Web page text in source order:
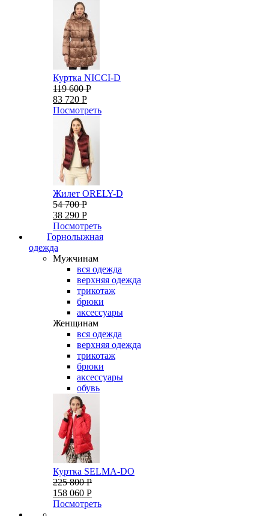
Куртка NICCI-D
119 600 Р
83 720 Р
Посмотреть
Жилет ORELY-D
54 700 Р
38 290 Р
Посмотреть
Горнолыжная
одежда
Мужчинам
вся одежда
верхняя одежда
трикотаж
брюки
аксессуары
Женщинам
вся одежда
верхняя одежда
трикотаж
брюки
аксессуары
обувь
Куртка SELMA-DO
225 800 Р
158 060 Р
Посмотреть